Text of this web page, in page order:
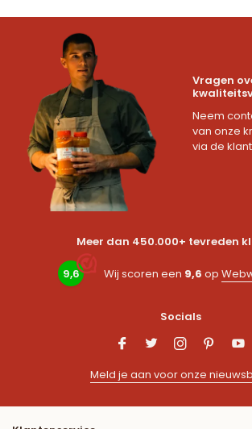
Vragen
Neem
van onze
via de
Meer dan 450.000+ tevreden
9,6 Wij scoren een 9,6 op
Socials
Meld je aan voor onze